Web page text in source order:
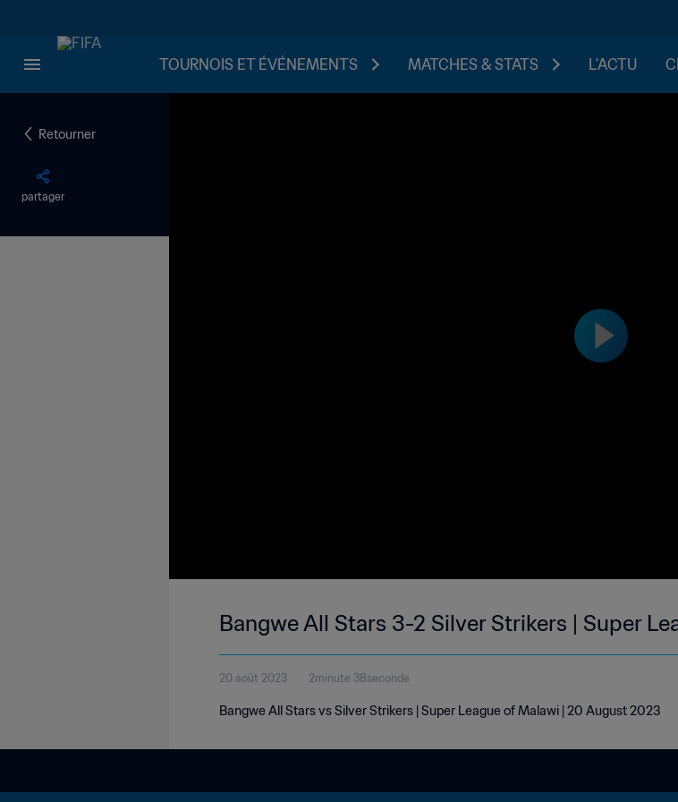
TOURNOIS ET ÉVÉNEMENTS MATCHES & STATS L'ACTU
Retourner
partager
Bangwe All Stars 3-2 Silver Strikers | Super
20 août 2023 2minute 38seconde
Bangwe All Stars vs Silver Strikers | Super League of Malawi | 20 August 2023